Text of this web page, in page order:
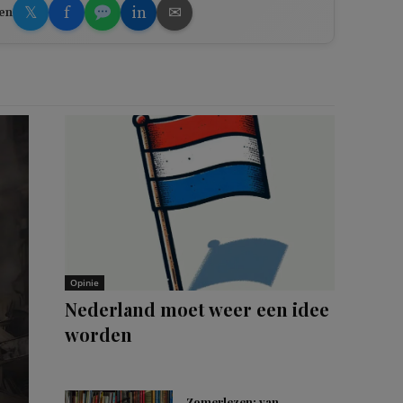
𝕏 f in ✉
Opinie
Nederland moet weer een idee
worden